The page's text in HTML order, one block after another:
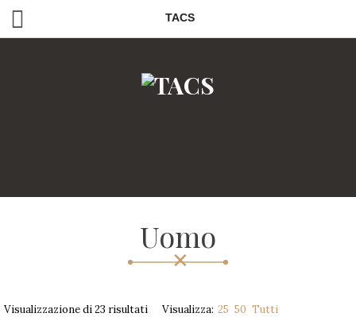
TACS
Uomo
Visualizzazione di 23 risultati Visualizza: 25 50 Tutti